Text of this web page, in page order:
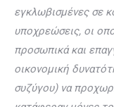
εγκλωβισμένες σε
υποχρεώσεις, οι
προσωπικά και
οικονομική
συζύγου) να